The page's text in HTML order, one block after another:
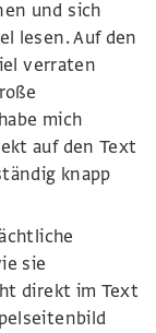
und sich
lesen. Auf den
verraten
mich
auf den Text
knapp
sie
direkt im Text